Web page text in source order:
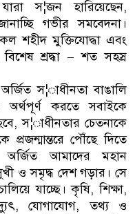
স¦জন হারিয়েছেন,
গভীর সমবেদনা।
শহীদ মুক্তিযোদ্ধা এবং
বিশেষ শ্রদ্ধা – শত সহস্র
স¦াধীনতা বাঙালি
অর্থপূর্ণ করতে সবাইকে
স¦াধীনতার চেতনাকে
পৌঁছে দিতে
অর্জিত আমাদের মহান
ও সমৃদ্ধ দেশ গড়ার। সে
যাচ্ছে। কৃষি, শিক্ষা,
যোগাযোগ, তথ্য ও